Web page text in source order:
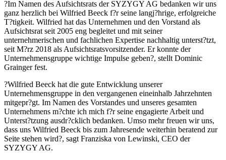
?Im Namen des Aufsichtsrats der SYZYGY AG bedanken wir uns
ganz herzlich bei Wilfried Beeck f?r seine langj?hrige, erfolgreiche
T?tigkeit. Wilfried hat das Unternehmen und den Vorstand als
Aufsichtsrat seit 2005 eng begleitet und mit seiner
unternehmerischen und fachlichen Expertise nachhaltig unterst?tzt,
seit M?rz 2018 als Aufsichtsratsvorsitzender. Er konnte der
Unternehmensgruppe wichtige Impulse geben?, stellt Dominic
Grainger fest.
?Wilfried Beeck hat die gute Entwicklung unserer
Unternehmensgruppe in den vergangenen eineinhalb Jahrzehnten
mitgepr?gt. Im Namen des Vorstandes und unseres gesamten
Unternehmens m?chte ich mich f?r seine engagierte Arbeit und
Unterst?tzung ausdr?cklich bedanken. Umso mehr freuen wir uns,
dass uns Wilfried Beeck bis zum Jahresende weiterhin beratend zur
Seite stehen wird?, sagt Franziska von Lewinski, CEO der
SYZYGY AG.